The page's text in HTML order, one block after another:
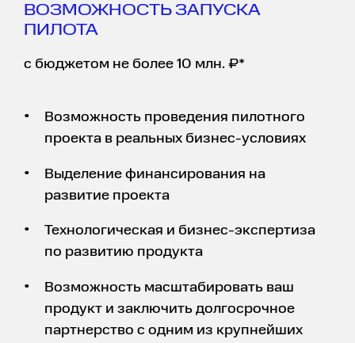
ВОЗМОЖНОСТЬ ЗАПУСКА
ПИЛОТА
с бюджетом не более 10 млн. ₽*
Возможность проведения пилотного
проекта в реальных бизнес-условиях
Выделение финансирования на
развитие проекта
Технологическая и бизнес-экспертиза
по развитию продукта
Возможность масштабировать ваш
продукт и заключить долгосрочное
партнерство с одним из крупнейших